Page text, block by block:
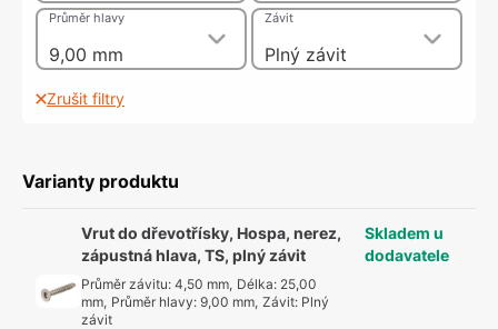
9,00 mm
Průměr hlavy
Plný závit
Závit
Zrušit filtry
Varianty produktu
Vrut do dřevotřísky, Hospa, nerez,
zápustná hlava, TS, plný závit
Průměr závitu:4,50 mm, Délka: 25,00
mm, Průměr hlavy:9,00 mm, Závit: Plný
závit
Skladem u
dodavatele